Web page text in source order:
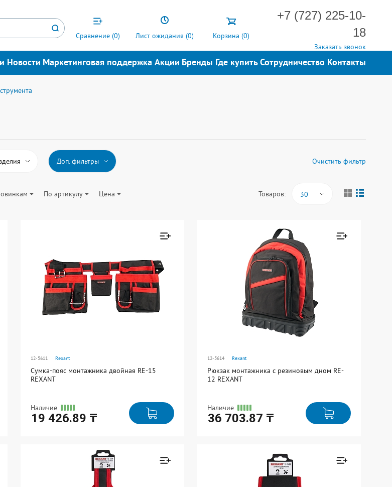
Сравнение (0) Лист ожидания (0) Корзина (0)
+7 (727) 225-10-
18
Заказать звонок
Новости Маркетинговая поддержка Акции Бренды Где купитьСотрудничество Контакты
Доп. фильтры Очистить фильтр
По артикулу Цена Товаров: 30
Товар добавлен к
сравнению
Перейти
12-5611 Rexant
Сумка-пояс монтажника двойная RE-15
REXANT
Наличие
19 426.89 ₸
Товар добавлен к
сравнению
Перейти
12-5614 Rexant
Рюкзак монтажника с резиновым дном RE-
12 REXANT
Наличие
36 703.87 ₸